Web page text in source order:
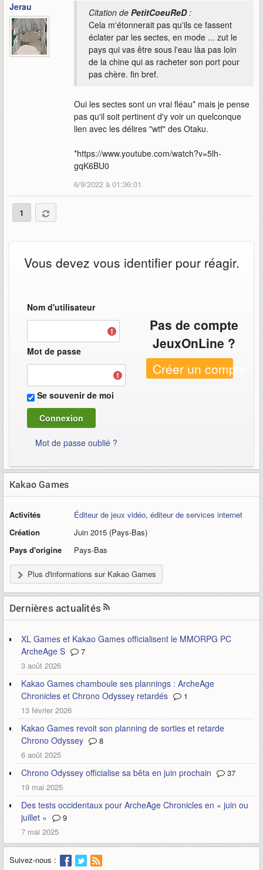
Jerau Citation de PetitCoeuReD:
Cela m'étonnerait pas qu'ils ce fassent
éclater par les sectes, en mode ... zut le
pays qui vas être sous l'eau làa pas loin
de la chine qui as racheter son port pour
pas chère. fin bref.
Oui les sectes sont un vrai fléau* mais je pense
pas qu'il soit pertinent d'y voir un quelconque
lien avec les délires "wtf" des Otaku.
*https://www.youtube.com/watch?v=5lh-
gqK6BU0
6/9/2022 à 01:36:01
1
Vous devez vous identifier pour réagir.
Nom d'utilisateur
Mot de passe
Se souvenir de moi
Mot de passe oublié ?
Pas de compte
JeuxOnLine ?
Créer un compte
Kakao Games
Activités Éditeur de jeux vidéo, éditeur de services internet
Création
Juin 2015 (Pays-Bas)
Pays d'origine
Pays-Bas
Plus d'informations sur Kakao Games
Dernières actualités
XL Games et Kakao Games officialisent le MMORPG PC
ArcheAge S
7
3 août 2026
Kakao Games chamboule ses plannings : ArcheAge
Chronicles et Chrono Odyssey retardés
1
13 février 2026
Kakao Games revoit son planning de sorties et retarde
Chrono Odyssey
8
6 août 2025
Chrono Odyssey officialise sa bêta en juin prochain
37
19 mai 2025
Des tests occidentaux pour ArcheAge Chronicles en « juin ou
juillet »
9
7 mai 2025
Suivez-nous :